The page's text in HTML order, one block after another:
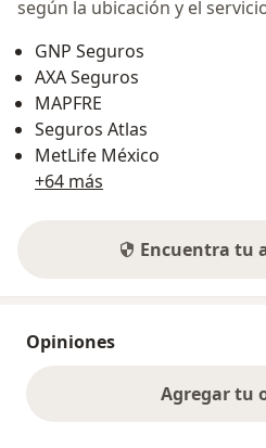
según la ubicación y el
GNP Seguros
AXA Seguros
MAPFRE
Seguros Atlas
MetLife México
+64 más
Encuentra tu
Opiniones
Agregar tu